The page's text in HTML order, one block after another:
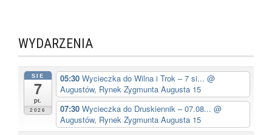
WYDARZENIA
SIE
7
pt.
2026
05:30 Wycieczka do Wilna i Trok – 7 si... @
Augustów, Rynek Zygmunta Augusta 15
07:30 Wycieczka do Druskiennik – 07.08... @
Augustów, Rynek Zygmunta Augusta 15